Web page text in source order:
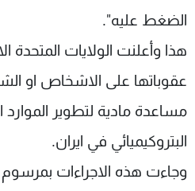
الضغط عليه".
هذا وأعلنت الولايات المتحدة
عقوباتها على الاشخاص او
مساعدة مادية لتطوير الموارد
البتروكيميائي في ايران.
وجاءت هذه الاجراءات